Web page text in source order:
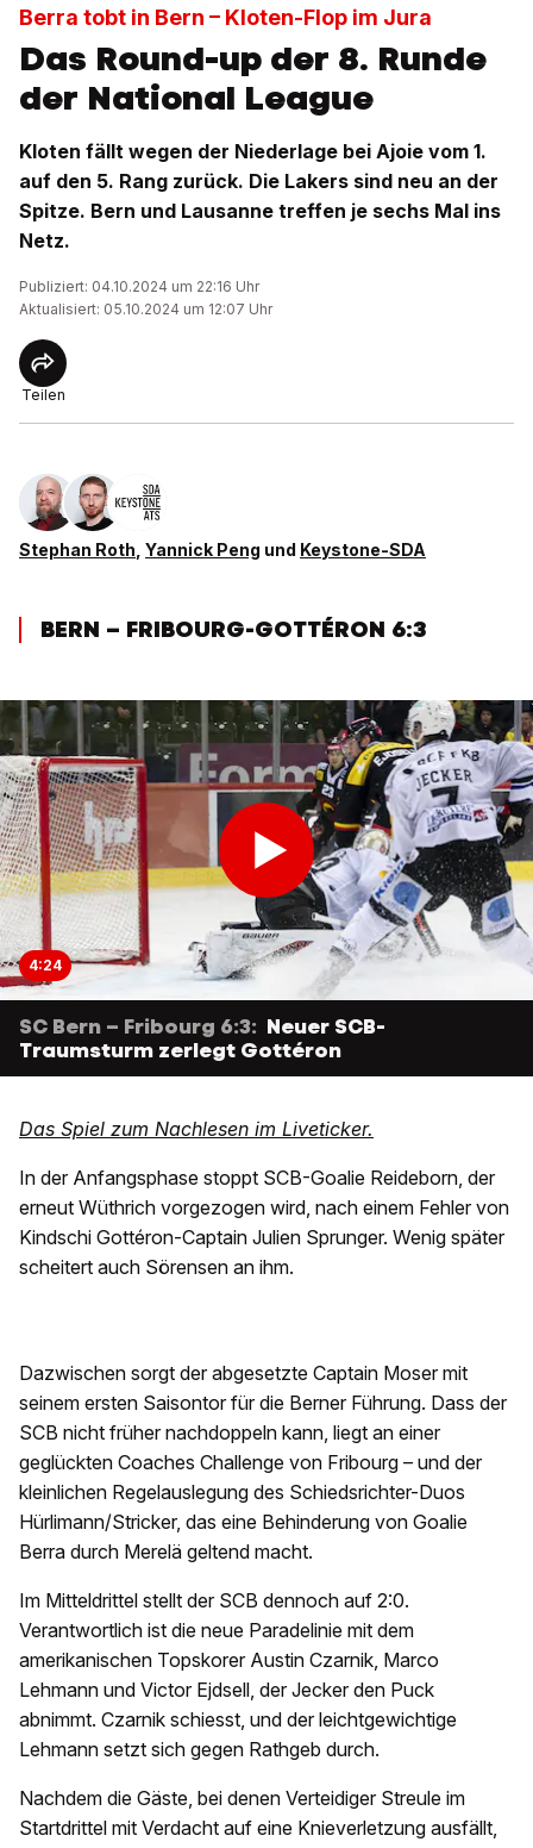
Berra tobt in Bern – Kloten-Flop im Jura
Das Round-up der 8. Runde
der National League
Kloten fällt wegen der Niederlage bei Ajoie vom 1.
auf den 5. Rang zurück. Die Lakers sind neu an der
Spitze. Bern und Lausanne treffen je sechs Mal ins
Netz.
Publiziert: 04.10.2024 um 22:16 Uhr
Aktualisiert: 05.10.2024 um 12:07 Uhr
Teilen
Stephan Roth Yannick Peng und Keystone-SDA
BERN – FRIBOURG-GOTTÉRON 6:3
4:24
SC Bern – Fribourg 6:3: Neuer SCB-
Traumsturm zerlegt Gottéron
Das Spiel zum Nachlesen im Liveticker.
In der Anfangsphase stoppt SCB-Goalie Reideborn, der
erneut Wüthrich vorgezogen wird, nach einem Fehler von
Kindschi Gottéron-Captain Julien Sprunger. Wenig später
scheitert auch Sörensen an ihm.
Dazwischen sorgt der abgesetzte Captain Moser mit
seinem ersten Saisontor für die Berner Führung. Dass der
SCB nicht früher nachdoppeln kann, liegt an einer
geglückten Coaches Challenge von Fribourg – und der
kleinlichen Regelauslegung des Schiedsrichter-Duos
Hürlimann/Stricker, das eine Behinderung von Goalie
Berra durch Merelä geltend macht.
Im Mitteldrittel stellt der SCB dennoch auf 2:0.
Verantwortlich ist die neue Paradelinie mit dem
amerikanischen Topskorer Austin Czarnik, Marco
Lehmann und Victor Ejdsell, der Jecker den Puck
abnimmt. Czarnik schiesst, und der leichtgewichtige
Lehmann setzt sich gegen Rathgeb durch.
Nachdem die Gäste, bei denen Verteidiger Streule im
Startdrittel mit Verdacht auf eine Knieverletzung ausfällt,